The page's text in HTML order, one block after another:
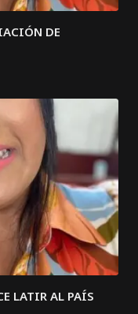
DE
LATIR AL PAÍS